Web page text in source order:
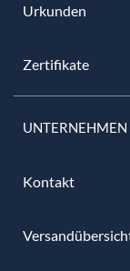
Urkunden
Zertifikate
UNTERNEHMEN
Kontakt